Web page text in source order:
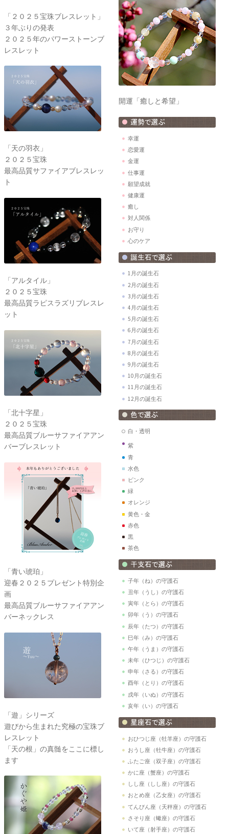
「２０２５宝珠ブレスレット」
３年ぶりの発表
２０２５年のパワーストーンブ
レスレット
「天の羽衣」
２０２５宝珠
最高品質サファイアブレスレッ
ト
「アルタイル」
２０２５宝珠
最高品質ラピスラズリブレスレ
ット
「北十字星」
２０２５宝珠
最高品質ブルーサファイアアン
バーブレスレット
「青い琥珀」
迎春２０２５プレゼント特別企
画
最高品質ブルーサファイアアン
バーネックレス
「遊」シリーズ
遊びから生まれた究極の宝珠ブ
レスレット
「天の根」の真髄をここに標し
ます
開運「癒しと希望」
幸運
恋愛運
金運
仕事運
願望成就
健康運
癒し
対人関係
お守り
心のケア
1月の誕生石
2月の誕生石
3月の誕生石
4月の誕生石
5月の誕生石
6月の誕生石
7月の誕生石
8月の誕生石
9月の誕生石
10月の誕生石
11月の誕生石
12月の誕生石
白・透明
紫
青
水色
ピンク
緑
オレンジ
黄色・金
赤色
黒
茶色
子年（ね）の守護石
丑年（うし）の守護石
寅年（とら）の守護石
卯年（う）の守護石
辰年（たつ）の守護石
巳年（み）の守護石
午年（うま）の守護石
未年（ひつじ）の守護石
申年（さる）の守護石
酉年（とり）の守護石
戌年（いぬ）の守護石
亥年（い）の守護石
おひつじ座（牡羊座）の守護石
おうし座（牡牛座）の守護石
ふたご座（双子座）の守護石
かに座（蟹座）の守護石
しし座（しし座）の守護石
おとめ座（乙女座）の守護石
てんびん座（天秤座）の守護石
さそり座（蠍座）の守護石
いて座（射手座）の守護石